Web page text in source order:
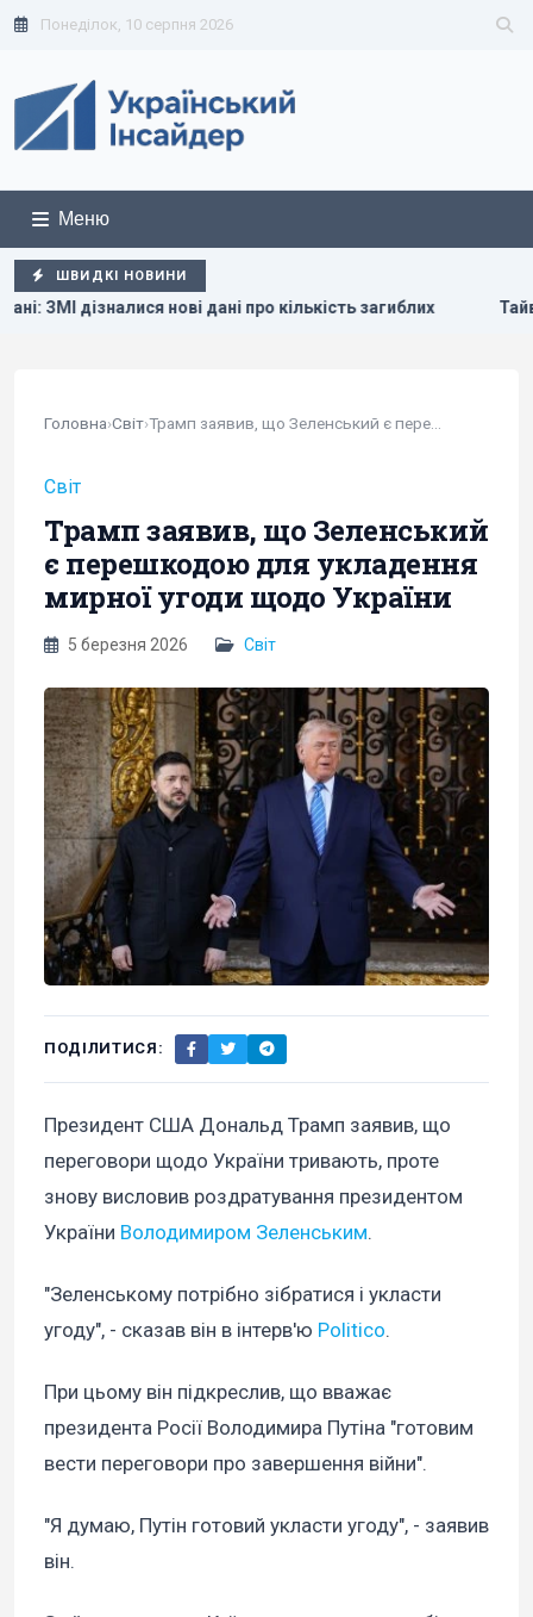
Понеділок, 10 серпня 2026
Меню
ШВИДКІ НОВИНИ
дані про кількість загиблих Тайвань показав під
Головна›Світ›
Світ
Трамп заявив, що Зеленський
є перешкодою для укладення
мирної угоди щодо України
5 березня 2026 Світ
ПОДІЛИТИСЯ:
Президент США Дональд Трамп заявив, що
переговори щодо України тривають, проте
знову висловив роздратування президентом
України Володимиром Зеленським.
"Зеленському потрібно зібратися і укласти
угоду", - сказав він в інтерв'ю Politico.
При цьому він підкреслив, що вважає
президента Росії Володимира Путіна "готовим
вести переговори про завершення війни".
"Я думаю, Путін готовий укласти угоду", - заявив
він.